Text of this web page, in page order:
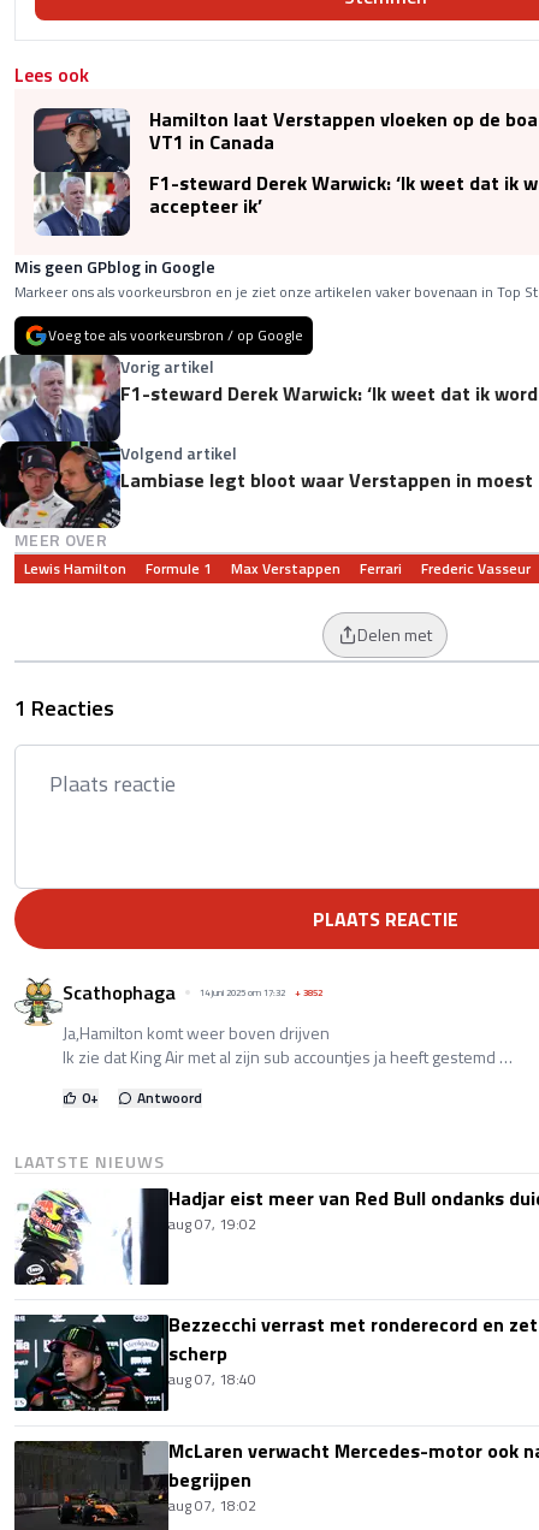
Lees ook
Hamilton laat Verstappen vloeken op de
VT1 in Canada
F1-steward Derek Warwick: ‘Ik weet dat ik
accepteer ik’
Mis geen GPblog in Google
Markeer ons als voorkeursbron en je ziet onze artikelen vaker bovenaan in Top
Voeg toe als voorkeursbron / op Google
Vorig artikel
F1-steward Derek Warwick: ‘Ik weet dat ik
Volgend artikel
Lambiase legt bloot waar Verstappen in moest
MEER OVER
Lewis Hamilton Formule 1 Max Verstappen Ferrari Frederic Vasseur
Delen met
1 Reacties
PLAATS REACTIE
Scathophaga 14 juni 2025 om 17:32 +3852
Ja,Hamilton komt weer boven drijven
Ik zie dat King Air met al zijn sub accountjes ja heeft gestemd …
0+ Antwoord
LAATSTE NIEUWS
Hadjar eist meer van Red Bull ondanks
aug 07, 19:02
Bezzecchi verrast met ronderecord en
scherp
aug 07, 18:40
McLaren verwacht Mercedes-motor ook
begrijpen
aug 07, 18:02